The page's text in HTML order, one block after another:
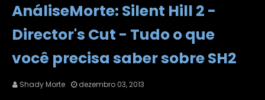
AnáliseMorte: Silent Hill 2 -
Director's Cut - Tudo o que
você precisa saber sobre SH2
Shady Morte dezembro 03, 2013